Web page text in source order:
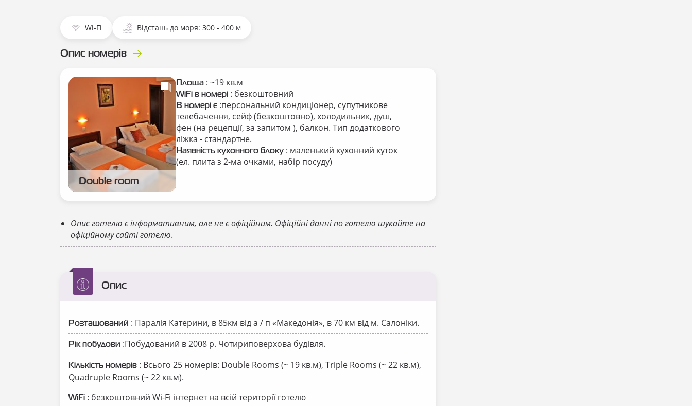
Wi-Fi Відстань до моря: 300 - 400 м
Опис номерів
Double room
Площа : ~19 кв.м
WiFi в номері : безкоштовний
В номері є :персональний кондиціонер, супутникове
телебачення, сейф (безкоштовно), холодильник, душ,
фен (на рецепції, за запитом ), балкон. Тип додаткового
ліжка - стандартне.
Наявність кухонного блоку : маленький кухонний куток
(ел. плита з 2-ма очками, набір посуду)
Опис готелю є інформативним, але не є офіційним. Офіційні данні по готелю шукайте на
офіційному сайті готелю.
Опис
Розташований : Паралія Катерини, в 85км від а / п «Македонія», в 70 км від м. Салоніки.
Рік побудови :Побудований в 2008 р. Чотириповерхова будівля.
Кількість номерів : Всього 25 номерів: Double Rooms (~ 19 кв.м), Triple Rooms (~ 22 кв.м),
Quadruple Rooms (~ 22 кв.м).
WiFi : безкоштовний Wi-Fi інтернет на всій території готелю